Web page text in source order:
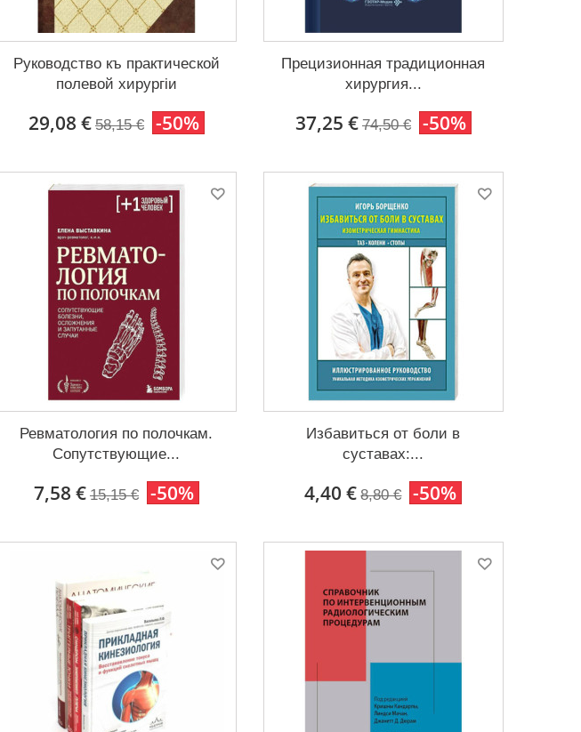
Руководство къ практической
полевой хирургіи
29,08 € 58,15 € -50%
Прецизионная традиционная
хирургия...
37,25 € 74,50 € -50%
Ревматология по полочкам.
Сопутствующие...
7,58 € 15,15 € -50%
Избавиться от боли в
суставах:...
4,40 € 8,80 € -50%